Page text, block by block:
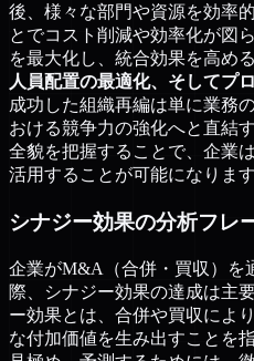
後、様々な部門や資源を効率
とでコスト削減や効率化が図
を最大化し、統合効果を高め
人員配置の最適化、そしてプ
成功した組織再編は単に業務
おける競争力の強化へと直結
全貌を把握することで、企業
活用することが可能になります
シナジー効果の分析フレ
企業がM&A（合併・買収）を
際、シナジー効果の達成は主
ー効果とは、合併や買収によ
な付加価値を生み出すことを